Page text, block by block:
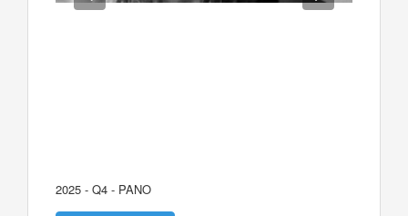
2025 - Q4 - PANO